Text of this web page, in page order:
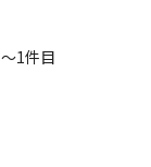
〜1件目